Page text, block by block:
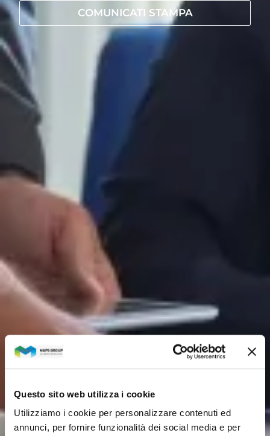
Questo sito web utilizza i cookie
Utilizziamo i cookie per personalizzare contenuti ed
annunci, per fornire funzionalità dei social media e per
COMUNICATI STAMPA